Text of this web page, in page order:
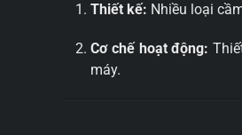
Thiết kế: Nhiều loại
Cơ chế hoạt động:
máy.